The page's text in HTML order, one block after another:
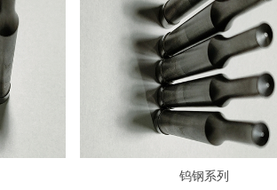
钨钢系列